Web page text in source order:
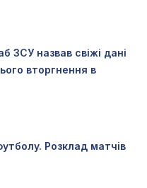
ЗСУ назвав свіжі дані
вторгнення в
Розклад матчів